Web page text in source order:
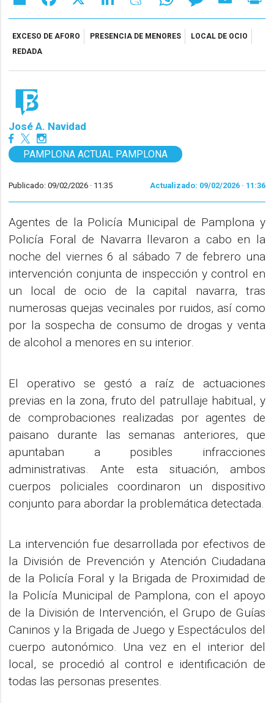
EXCESO DE AFORO PRESENCIA DE MENORES
LOCAL DE OCIO
REDADA
José A. Navidad
PAMPLONA ACTUAL PAMPLONA
Publicado: 09/02/2026 · 11:35 Actualizado: 09/02/2026 · 11:36
Agentes de la Policía Municipal de Pamplona y
Policía Foral de Navarra llevaron a cabo en la
noche del viernes 6 al sábado 7 de febrero una
intervención conjunta de inspección y control en
un local de ocio de la capital navarra, tras
numerosas quejas vecinales por ruidos, así como
por la sospecha de consumo de drogas y venta
de alcohol a menores en su interior.
El operativo se gestó a raíz de actuaciones
previas en la zona, fruto del patrullaje habitual, y
de comprobaciones realizadas por agentes de
paisano durante las semanas anteriores, que
apuntaban a posibles infracciones
administrativas. Ante esta situación, ambos
cuerpos policiales coordinaron un dispositivo
conjunto para abordar la problemática detectada.
La intervención fue desarrollada por efectivos de
la División de Prevención y Atención Ciudadana
de la Policía Foral y la Brigada de Proximidad de
la Policía Municipal de Pamplona, con el apoyo
de la División de Intervención, el Grupo de Guías
Caninos y la Brigada de Juego y Espectáculos del
cuerpo autonómico. Una vez en el interior del
local, se procedió al control e identificación de
todas las personas presentes.